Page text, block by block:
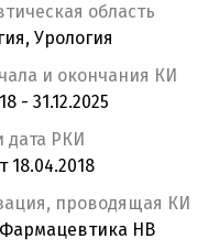
область
Урология
и окончания КИ
- 31.12.2025
дата РКИ
18.04.2018
проводящая КИ
НВ